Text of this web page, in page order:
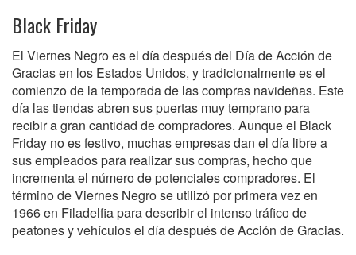
Black Friday
El Viernes Negro es el día después del Día de Acción de
Gracias en los Estados Unidos, y tradicionalmente es el
comienzo de la temporada de las compras navideñas. Este
día las tiendas abren sus puertas muy temprano para
recibir a gran cantidad de compradores. Aunque el Black
Friday no es festivo, muchas empresas dan el día libre a
sus empleados para realizar sus compras, hecho que
incrementa el número de potenciales compradores. El
término de Viernes Negro se utilizó por primera vez en
1966 en Filadelfia para describir el intenso tráfico de
peatones y vehículos el día después de Acción de Gracias.